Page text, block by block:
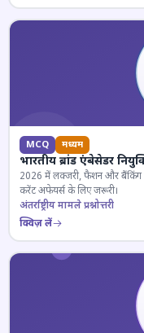
MCQ मध्यम
भारतीय ब्रांड एंबेसेडर
2026 में लक्जरी, फैशन और बैंकिंग
करेंट अफेयर्स के लिए जरूरी।
अंतर्राष्ट्रीय मामले प्रश्नोत्तरी
क्विज़ लें